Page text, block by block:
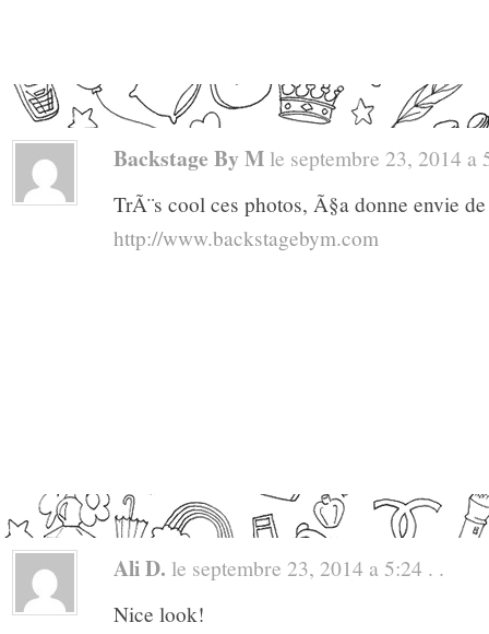
Backstage By M le septembre 23, 2014 a
TrÃ¨s cool ces photos, Ã§a donne envie
http://www.backstagebym.com
Ali D. le septembre 23, 2014 a 5:24 . .
Nice look!